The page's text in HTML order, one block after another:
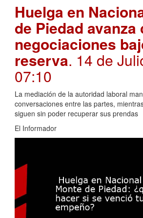
Huelga en
de Piedad avanza
negociaciones
reserva. 14 de
07:10
La mediación de la autoridad laboral
conversaciones entre las partes,
siguen sin poder recuperar sus prendas
El Informador